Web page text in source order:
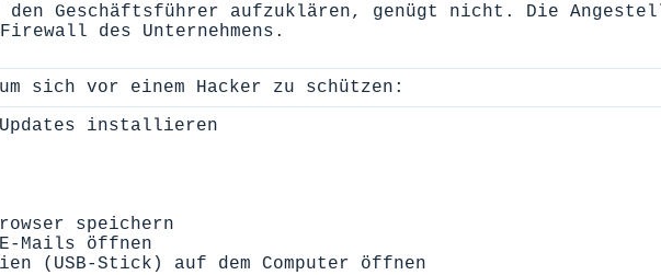
Geschäftsführer aufzuklären, genügt nicht. Die
des Unternehmens.
sich vor einem Hacker zu schützen:
installieren
speichern
Mails öffnen
(USB-Stick) auf dem Computer öffnen